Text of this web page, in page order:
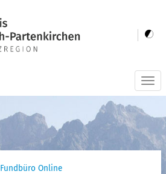
Fundbüro Online